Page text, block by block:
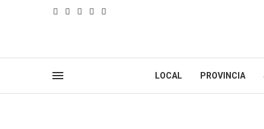
LOCAL PROVINCIA